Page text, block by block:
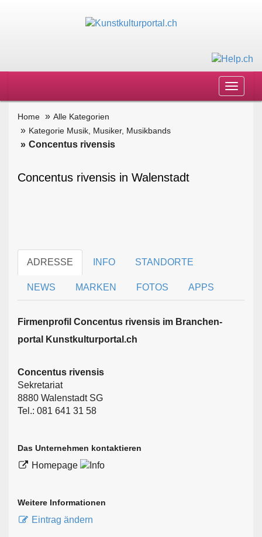
Toggle
Home
Alle Kategorien
Kategorie Musik, Musiker, Musikbands
Concentus rivensis
Concentus rivensis in Walenstadt
ADRESSE INFO STANDORTE
NEWS MARKEN FOTOS APPS
Firmen­profil Concentus rivensis im Branchen­
portal Kunstkulturportal.ch
Concentus rivensis
Sekretariat
8880 Walenstadt SG
Tel.: 081 641 31 58
Das Unternehmen kontaktieren
Homepage
Weitere Informationen
Eintrag ändern